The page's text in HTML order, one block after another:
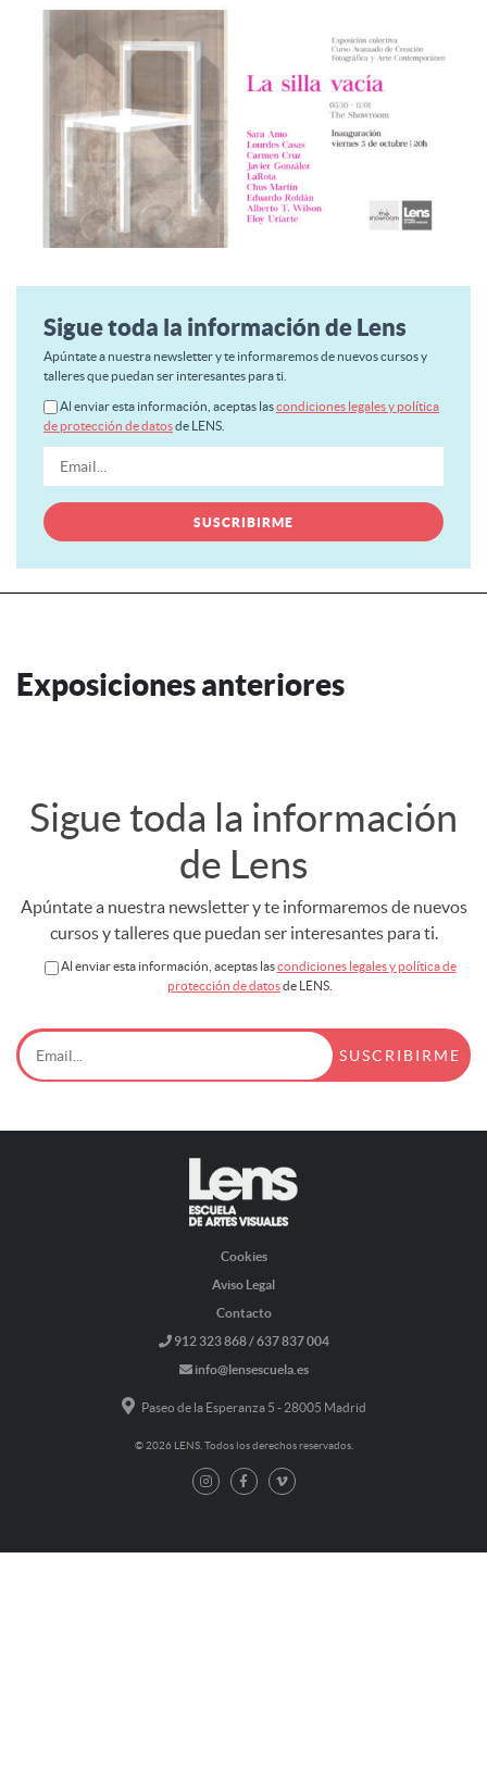
Sigue toda la información de Lens
Apúntate a nuestra newsletter y te informaremos de nuevos cursos y
talleres que puedan ser interesantes para ti.
Al enviar esta información, aceptas lascondiciones legales y política
de protección de datosde LENS.
Exposiciones anteriores
Sigue toda la información
de Lens
Apúntate a nuestra newsletter y te informaremos de nuevos
cursos y talleres que puedan ser interesantes para ti.
Al enviar esta información, aceptas lascondiciones legales y política de
protección de datosde LENS.
Cookies
Aviso Legal
Contacto
912 323 868 / 637 837 004
info@lensescuela.es
Paseo de la Esperanza 5 - 28005 Madrid
© 2026 LENS. Todos los derechos reservados.